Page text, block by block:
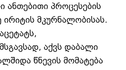
ანთებითი პროცესების
ირიტის მკურნალობისას.
აქვს დაბალი
წნევის მომატება